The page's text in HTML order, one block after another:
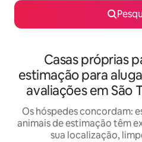
Casas próprias
estimação para
avaliações em São
Os hóspedes concordam:
animais de estimação têm
sua localização,